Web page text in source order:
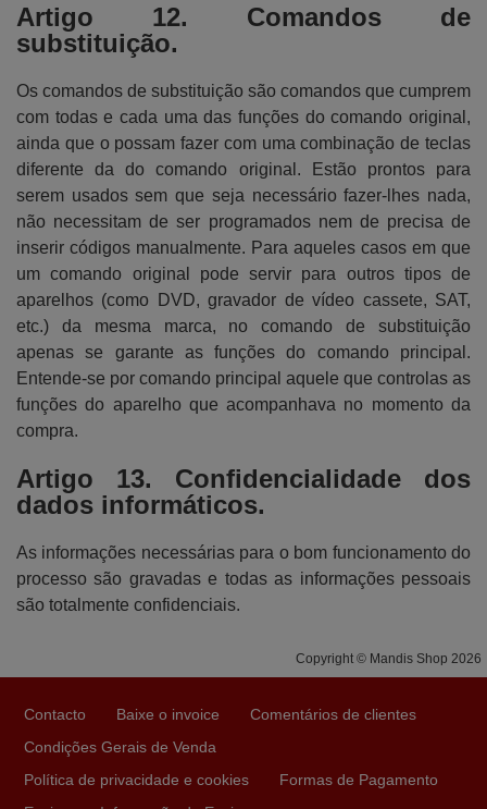
Artigo 12. Comandos de
substituição.
Os comandos de substituição são comandos que cumprem
com todas e cada uma das funções do comando original,
ainda que o possam fazer com uma combinação de teclas
diferente da do comando original. Estão prontos para
serem usados sem que seja necessário fazer-lhes nada,
não necessitam de ser programados nem de precisa de
inserir códigos manualmente. Para aqueles casos em que
um comando original pode servir para outros tipos de
aparelhos (como DVD, gravador de vídeo cassete, SAT,
etc.) da mesma marca, no comando de substituição
apenas se garante as funções do comando principal.
Entende-se por comando principal aquele que controlas as
funções do aparelho que acompanhava no momento da
compra.
Artigo 13. Confidencialidade dos
dados informáticos.
As informações necessárias para o bom funcionamento do
processo são gravadas e todas as informações pessoais
são totalmente confidenciais.
Copyright © Mandis Shop 2026
Contacto Baixe o invoice
Comentários de clientes
Condições Gerais de Venda
Política de privacidade e cookies
Formas de Pagamento